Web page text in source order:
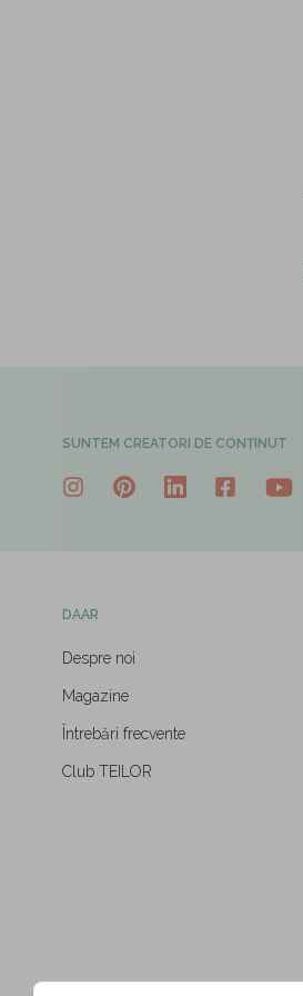
SUNTEM CREATORI DE CONȚINUT
DAAR
Despre noi
Magazine
Întrebări frecvente
Club TEILOR